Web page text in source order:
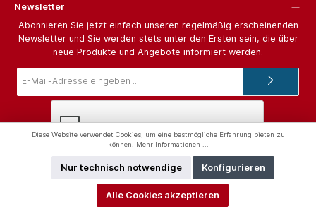
Newsletter
Abonnieren Sie jetzt einfach unseren regelmäßig erscheinenden
Newsletter und Sie werden stets unter den Ersten sein, die über
neue Produkte und Angebote informiert werden.
Mail-
Ich habe die Datenschutzbestimmungen
zur Kenntnis genommen
AGB gelesen und bin mit ihnen einverstanden.
Diese Website verwendet Cookies, um eine bestmögliche Erfahrung bieten zu
können.
Mehr Informationen ...
Nur technisch notwendige Konfigurieren
Alle Cookies akzeptieren